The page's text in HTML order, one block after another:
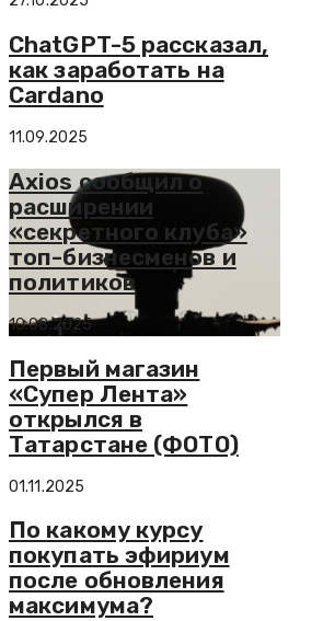
ChatGPT-5 рассказал,
как заработать на
Cardano
11.09.2025
Axios сообщил о
расширении
«секретного клуба»
топ-бизнесменов и
политиков
10.08.2025
Первый магазин
«Супер Лента»
открылся в
Татарстане (ФОТО)
01.11.2025
По какому курсу
покупать эфириум
после обновления
максимума?